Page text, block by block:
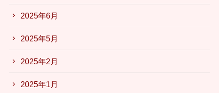
2025年6月
2025年5月
2025年2月
2025年1月